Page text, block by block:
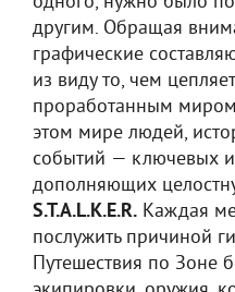
другим. Обращая
графические
из виду то, чем
проработанным
этом мире людей,
событий — ключевых
дополняющих
S.T.A.L.K.E.R. Каждая
послужить причиной
Путешествия по Зоне